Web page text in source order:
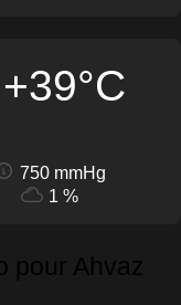
+39°C
750 mmHg
1 %
pour Ahvaz